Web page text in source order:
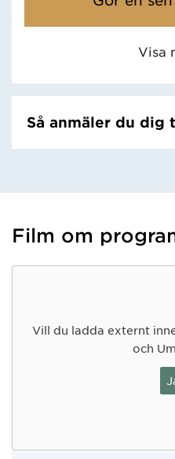
Visa
Så anmäler du dig
Film om
Vill du ladda externt
och